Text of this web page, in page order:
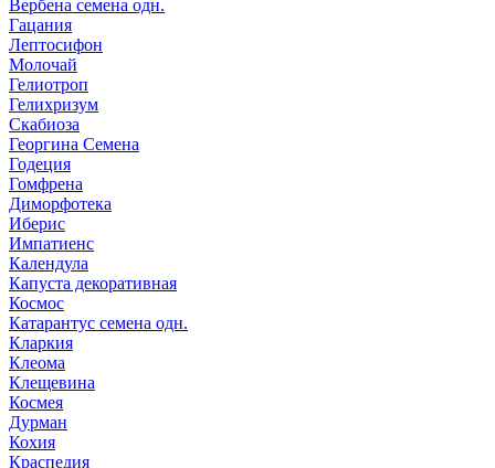
Вербена семена одн.
Гацания
Лептосифон
Молочай
Гелиотроп
Гелихризум
Скабиоза
Георгина Семена
Годеция
Гомфрена
Диморфотека
Иберис
Импатиенс
Календула
Капуста декоративная
Космос
Катарантус семена одн.
Кларкия
Клеома
Клещевина
Космея
Дурман
Кохия
Краспедия